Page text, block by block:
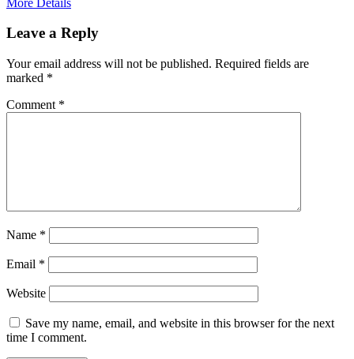
Leave a Reply
Your email address will not be published. Required fields are
marked *
Comment *
Name *
Email *
Website
Save my name, email, and website in this browser for the next
time I comment.